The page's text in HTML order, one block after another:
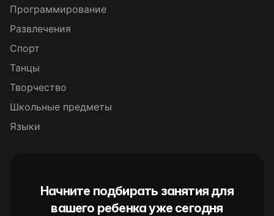
Программирование
Развлечения
Спорт
Танцы
Творчество
Школьные предметы
Языки
Начните подбирать занятия для
вашего ребенка уже сегодня